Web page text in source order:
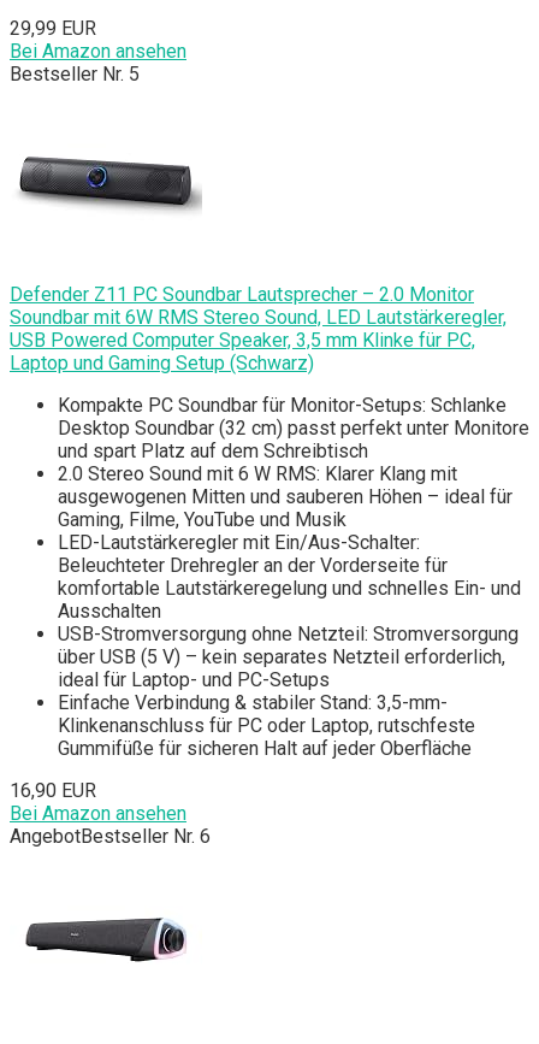
29,99 EUR
Bei Amazon ansehen
Bestseller Nr. 5
Defender Z11 PC Soundbar Lautsprecher – 2.0 Monitor
Soundbar mit 6W RMS Stereo Sound, LED Lautstärkeregler,
USB Powered Computer Speaker, 3,5 mm Klinke für PC,
Laptop und Gaming Setup (Schwarz)
Kompakte PC Soundbar für Monitor-Setups: Schlanke
Desktop Soundbar (32 cm) passt perfekt unter Monitore
und spart Platz auf dem Schreibtisch
2.0 Stereo Sound mit 6 W RMS: Klarer Klang mit
ausgewogenen Mitten und sauberen Höhen – ideal für
Gaming, Filme, YouTube und Musik
LED-Lautstärkeregler mit Ein/Aus-Schalter:
Beleuchteter Drehregler an der Vorderseite für
komfortable Lautstärkeregelung und schnelles Ein- und
Ausschalten
USB-Stromversorgung ohne Netzteil: Stromversorgung
über USB (5 V) – kein separates Netzteil erforderlich,
ideal für Laptop- und PC-Setups
Einfache Verbindung & stabiler Stand: 3,5-mm-
Klinkenanschluss für PC oder Laptop, rutschfeste
Gummifüße für sicheren Halt auf jeder Oberfläche
16,90 EUR
Bei Amazon ansehen
AngebotBestseller Nr. 6